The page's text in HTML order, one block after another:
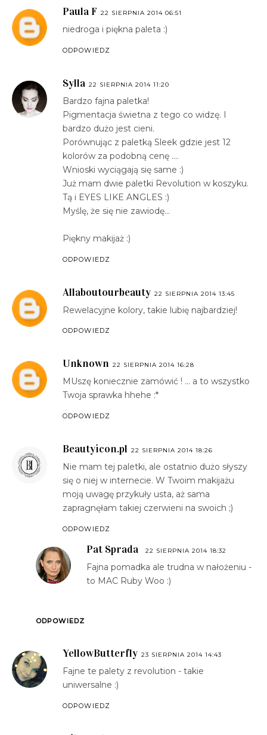
Paula F 22 SIERPNIA 2014 06:51
niedroga i piękna paleta :)
ODPOWIEDZ
Sylla 22 SIERPNIA 2014 11:20
Bardzo fajna paletka!
Pigmentacja świetna z tego co widzę. I
bardzo dużo jest cieni.
Porównując z paletką Sleek gdzie jest 12
kolorów za podobną cenę ....
Wnioski wyciągają się same :)
Już mam dwie paletki Revolution w koszyku.
Tą i EYES LIKE ANGLES :)
Myślę, że się nie zawiodę...
Piękny makijaż :)
ODPOWIEDZ
Allaboutourbeauty 22 SIERPNIA 2014 13:45
Rewelacyjne kolory, takie lubię najbardziej!
ODPOWIEDZ
Unknown 22 SIERPNIA 2014 16:28
MUszę koniecznie zamówić ! ... a to wszystko
Twoja sprawka hhehe :*
ODPOWIEDZ
Beautyicon.pl 22 SIERPNIA 2014 18:26
Nie mam tej paletki, ale ostatnio dużo słyszy
się o niej w internecie. W Twoim makijażu
moją uwagę przykuły usta, aż sama
zapragnęłam takiej czerwieni na swoich ;)
ODPOWIEDZ
Pat Sprada 22 SIERPNIA 2014 18:32
Fajna pomadka ale trudna w nałożeniu -
to MAC Ruby Woo :)
ODPOWIEDZ
YellowButterfly 23 SIERPNIA 2014 14:43
Fajne te palety z revolution - takie
uniwersalne :)
ODPOWIEDZ